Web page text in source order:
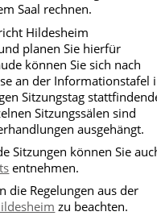
Saal rechnen.
Hildesheim
planen Sie hierfür
können Sie sich nach
an der Informationstafel
Sitzungstag
Sitzungssälen sind
ausgehängt.
Sitzungen können Sie
entnehmen.
die Regelungen aus der
zu beachten.